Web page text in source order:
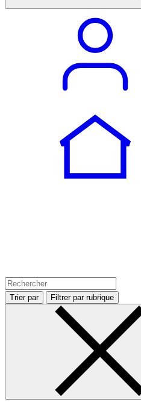
Trier par Filtrer par rubrique